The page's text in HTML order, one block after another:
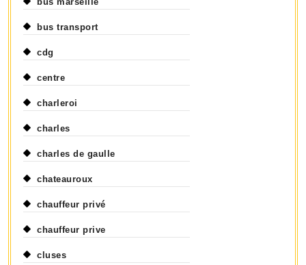
bus transport
cdg
centre
charleroi
charles
charles de gaulle
chateauroux
chauffeur privé
chauffeur prive
cluses